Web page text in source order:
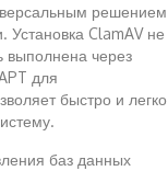
решением
ClamAV не
выполнена через
для
быстро и легко
баз данных